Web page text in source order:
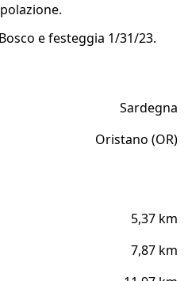
e festeggia 1/31/23.
Sardegna
Oristano (OR)
5,37 km
7,87 km